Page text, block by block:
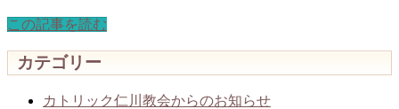
この記事を読む
カテゴリー
カトリック仁川教会からのお知らせ